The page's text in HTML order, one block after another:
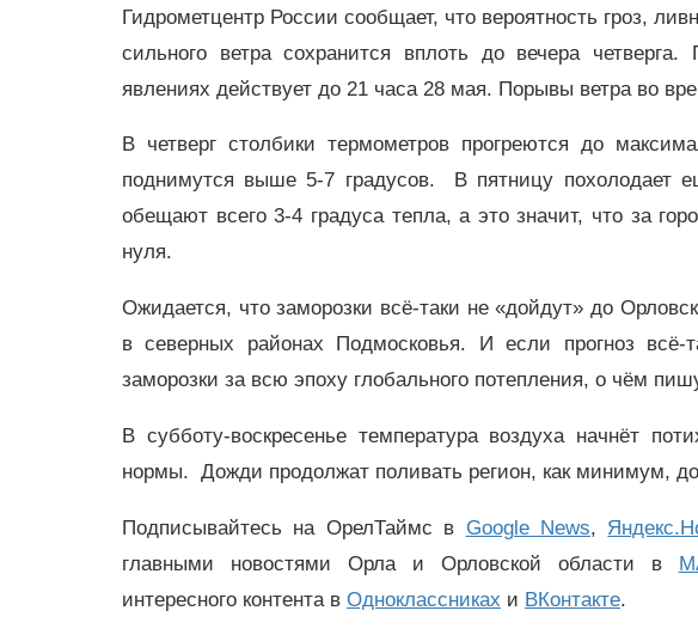
Гидрометцентр России сообщает, что вероятность гроз,
сильного ветра сохранится вплоть до вечера
явлениях действует до 21 часа 28 мая. Порывы ветра во
В четверг столбики термометров прогреются до
поднимутся выше 5-7 градусов. В пятницу похолодает
обещают всего 3-4 градуса тепла, а это значит, что за
нуля.
Ожидается, что заморозки всё-таки не «дойдут» до
в северных районах Подмосковья. И если прогноз
заморозки за всю эпоху глобального потепления, о чём
В субботу-воскресенье температура воздуха начнёт
нормы. Дожди продолжат поливать регион, как минимум,
Подписывайтесь на ОрелТаймс в Google News,
главными новостями Орла и Орловской области в
интересного контента в Одноклассниках и ВКонтакте.